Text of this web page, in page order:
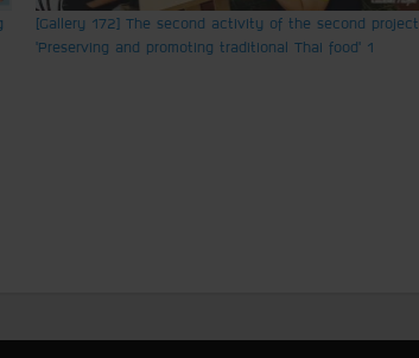
[Gallery 172] The second activity of the second project
‘Preserving and promoting traditional Thai food’ 1